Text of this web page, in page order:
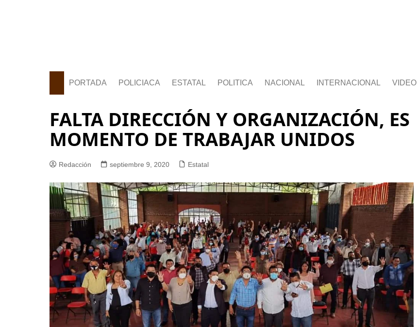
PORTADA POLICIACA ESTATAL POLITICA NACIONAL INTERNACIONAL VIDEO
FALTA DIRECCIÓN Y ORGANIZACIÓN, ES
MOMENTO DE TRABAJAR UNIDOS
Redacción septiembre 9, 2020 Estatal